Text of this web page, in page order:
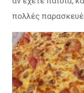
πολλές